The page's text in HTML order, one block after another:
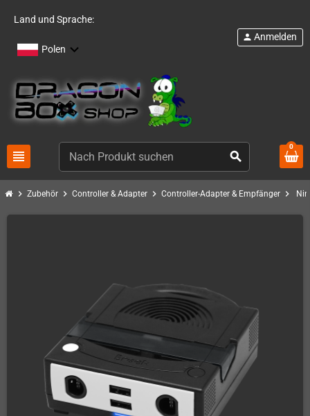
Land und Sprache:
Polen
view_headline search
person Anmelden
0
chevron_right Zubehör chevron_right Controller & Adapter chevron_right Controller-Adapter & Empfänger chevron_right